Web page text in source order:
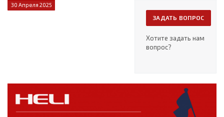
ЗАДАТЬ ВОПРОС
Хотите задать нам
вопрос?
30 Апреля 2025